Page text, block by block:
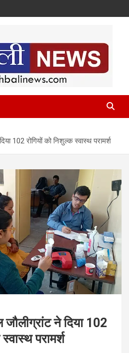
102 रोगियों को निशुल्क स्वास्थ परामर्श
ने दिया 102
परामर्श